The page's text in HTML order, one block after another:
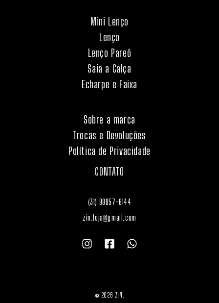
Mini Lenço
Lenço
Lenço Pareô
Saia a Calça
Echarpe e Faixa
Sobre a marca
Trocas e Devoluções
Política de Privacidade
CONTATO
(31) 99957-6144
zin.loja@gmail.com
© 2026 ZIN.